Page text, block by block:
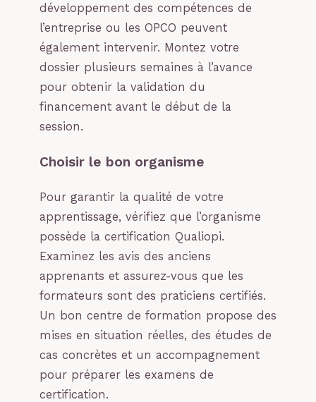
développement des compétences de
l’entreprise ou les OPCO peuvent
également intervenir. Montez votre
dossier plusieurs semaines à l’avance
pour obtenir la validation du
financement avant le début de la
session.
Choisir le bon organisme
Pour garantir la qualité de votre
apprentissage, vérifiez que l’organisme
possède la certification Qualiopi.
Examinez les avis des anciens
apprenants et assurez-vous que les
formateurs sont des praticiens certifiés.
Un bon centre de formation propose des
mises en situation réelles, des études de
cas concrètes et un accompagnement
pour préparer les examens de
certification.